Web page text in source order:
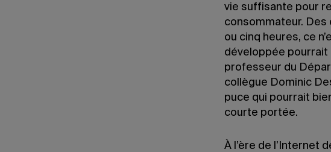
vie suffisante pour
consommateur. Des
ou cinq heures, ce
développée pourrait
professeur du
collègue Dominic
puce qui pourrait
courte portée.
À l’ère de l’Internet